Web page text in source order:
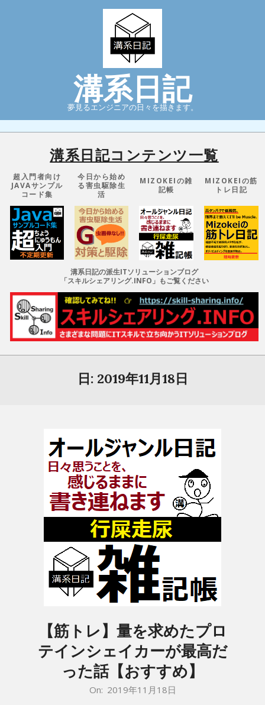
溝系日記
夢見るエンジニアの日々を描きます。
Primary
溝系日記コンテンツ一覧
超入門者向け
JAVAサンプル
コード集
今日から始め
る害虫駆除生
活
MIZOKEIの雑
記帳
MIZOKEIの筋
トレ日記
溝系日記の派生ITソリューションブログ
「スキルシェアリング.INFO」もご覧ください
日: 2019年11月18日
【筋トレ】量を求めたプロ
テインシェイカーが最高だ
った話【おすすめ】
On: 2019年11月18日